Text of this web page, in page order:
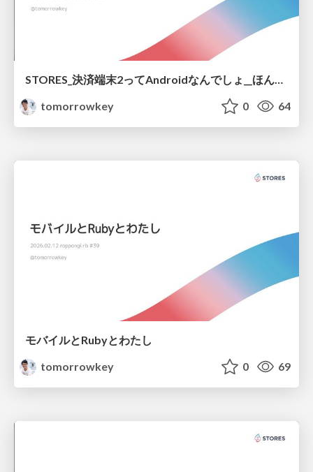
STORES_決済端末2ってAndroidなんでしょ__ほんとうかな__.pdf
tomorrowkey
0 64
モバイルとRubyとわたし
tomorrowkey
0 69